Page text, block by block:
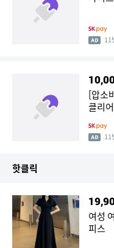
11
[압소
클리
11
핫클릭
여성
피스